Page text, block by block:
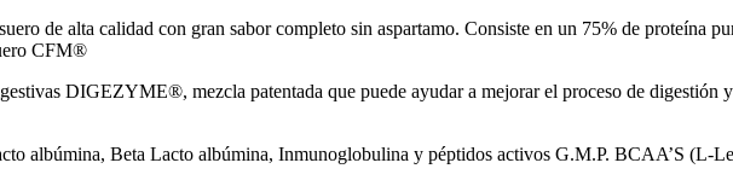
de alta calidad con gran sabor completo sin aspartamo. Consiste en un 75% de proteína
CFM®
DIGEZYME®, mezcla patentada que puede ayudar a mejorar el proceso de digestión
albúmina, Beta Lacto albúmina, Inmunoglobulina y péptidos activos G.M.P. BCAA’S (L-